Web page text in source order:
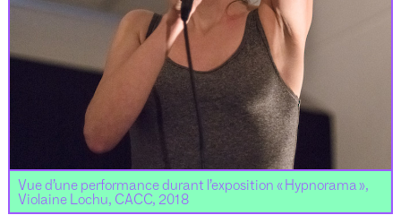
Vue d’une performance durant l’exposition « Hypnorama »,
Violaine Lochu, CACC, 2018